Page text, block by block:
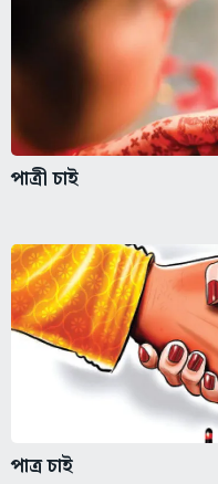
পাত্রী চাই
পাত্র চাই